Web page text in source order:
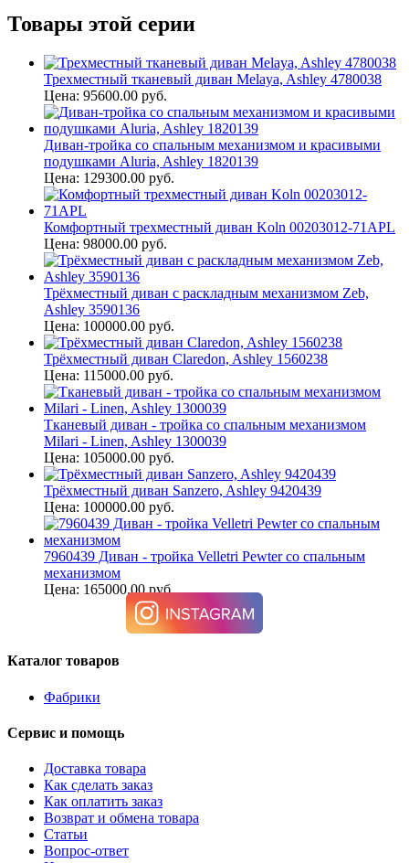
Товары этой серии
Трехместный тканевый диван Melaya, Ashley 4780038
Цена: 95600.00 руб.
Диван-тройка со спальным механизмом и красивыми
подушками Aluria, Ashley 1820139
Цена: 129300.00 руб.
Комфортный трехместный диван Koln 00203012-71APL
Цена: 98000.00 руб.
Трёхместный диван с раскладным механизмом Zeb,
Ashley 3590136
Цена: 100000.00 руб.
Трёхместный диван Claredon, Ashley 1560238
Цена: 115000.00 руб.
Тканевый диван - тройка со спальным механизмом
Milari - Linen, Ashley 1300039
Цена: 105000.00 руб.
Трёхместный диван Sanzero, Ashley 9420439
Цена: 100000.00 руб.
7960439 Диван - тройка Velletri Pewter со спальным
механизмом
Цена: 165000.00 руб.
Каталог товаров
Фабрики
Сервис и помощь
Доставка товара
Как сделать заказ
Как оплатить заказ
Возврат и обмена товара
Статьи
Вопрос-ответ